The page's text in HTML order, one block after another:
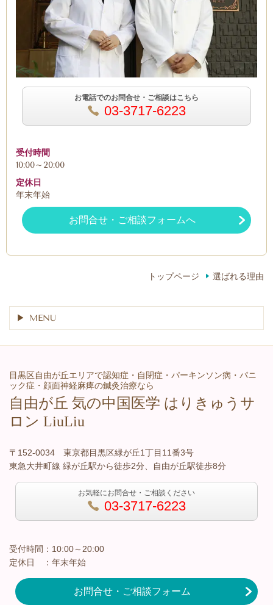
お電話でのお問合せ・ご相談はこちら
03-3717-6223
受付時間
10:00～20:00
定休日
年末年始
お問合せ・ご相談フォームへ
トップページ 選ばれる理由
MENU
目黒区自由が丘エリアで認知症・自閉症・パーキンソン病・パニ
ック症・顔面神経麻痺の鍼灸治療なら
自由が丘 気の中国医学 はりきゅうサ
ロン LiuLiu
〒152-0034 東京都目黒区緑が丘1丁目11番3号
東急大井町線 緑が丘駅から徒歩2分、自由が丘駅徒歩8分
お気軽にお問合せ・ご相談ください
03-3717-6223
受付時間：10:00～20:00
定休日 ：年末年始
お問合せ・ご相談フォーム